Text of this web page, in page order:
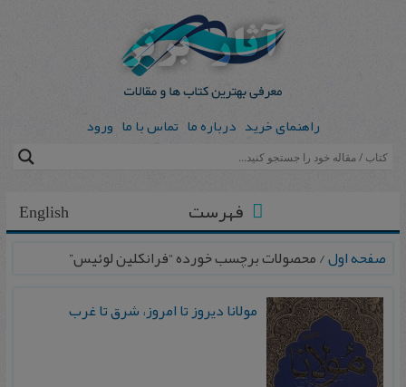
راهنمای خرید درباره ما تماس با ما ورود
English فهرست
صفحه اول/ محصولات برچسب خورده “فرانکلین لوئیس”
مولانا دیروز تا امروز، شرق تا غرب